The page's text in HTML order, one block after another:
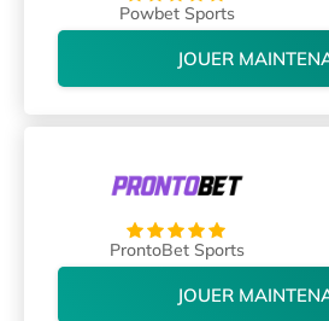
Powbet Sports
JOUER
ProntoBet Sports
JOUER